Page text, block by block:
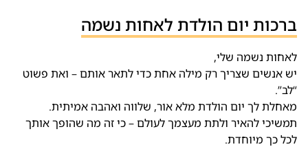
ברכות יום הולדת לאחות נשמה
לאחות נשמה שלי,
יש אנשים שצריך רק מילה אחת כדי לתאר אותם – ואת פשוט
“לב”.
מאחלת לך יום הולדת מלא אור, שלווה ואהבה אמיתית.
תמשיכי להאיר ולתת מעצמך לעולם – כי זה מה שהופך אותך
לכל כך מיוחדת.